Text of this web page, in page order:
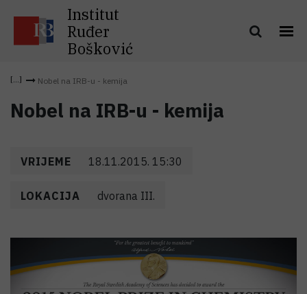
Institut
Ruđer
Bošković
Nobel na IRB-u - kemija
Nobel na IRB-u - kemija
VRIJEME 18.11.2015. 15:30
LOKACIJA dvorana III.